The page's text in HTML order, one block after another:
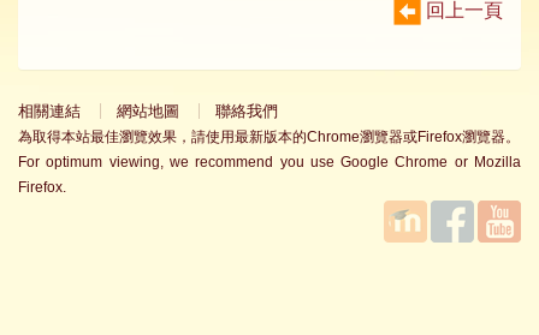
回上一頁
相關連結 網站地圖 聯絡我們
為取得本站最佳瀏覽效果，請使用最新版本的Chrome瀏覽器或Firefox瀏覽器。
For optimum viewing, we recommend you use Google Chrome or Mozilla
Firefox.